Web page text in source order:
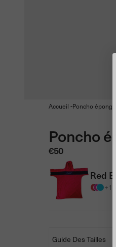
Accueil -Poncho
Poncho
€50
Red
Guide Des Tailles